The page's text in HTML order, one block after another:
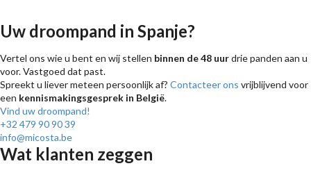
Uw droompand in Spanje?
Vertel ons wie u bent en wij stellen binnen de 48 uurdrie panden aan u
voor. Vastgoed dat past.
Spreekt u liever meteen persoonlijk af? Contacteer ons vrijblijvend voor
een kennismakingsgesprek in België.
Vind uw droompand!
+32 479 90 90 39
info@micosta.be
Wat klanten zeggen